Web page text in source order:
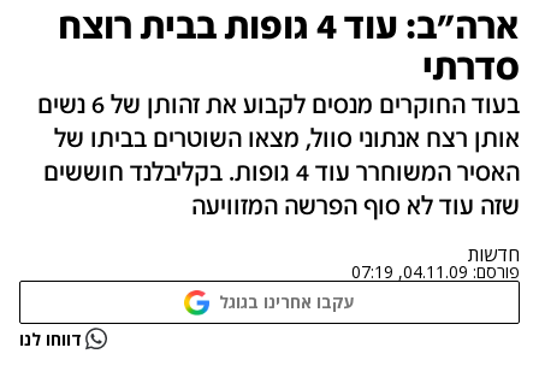
ארה"ב: עוד 4 גופות בבית רוצח
סדרתי
בעוד החוקרים מנסים לקבוע את זהותן של 6 נשים
אותן רצח אנתוני סוול, מצאו השוטרים בביתו של
האסיר המשוחרר עוד 4 גופות. בקליבלנד חוששים
שזה עוד לא סוף הפרשה המזוויעה
חדשות
פורסם: 04.11.09, 07:19
עקבו אחרינו בגוגל
דווחו לנו